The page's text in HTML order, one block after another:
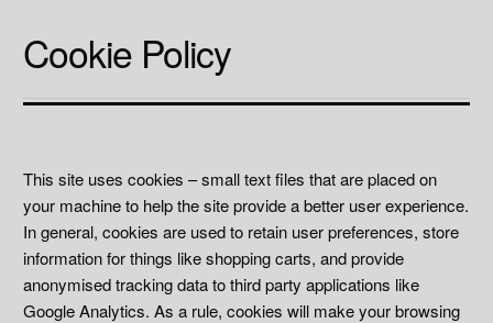
Cookie Policy
This site uses cookies – small text files that are placed on
your machine to help the site provide a better user experience.
In general, cookies are used to retain user preferences, store
information for things like shopping carts, and provide
anonymised tracking data to third party applications like
Google Analytics. As a rule, cookies will make your browsing